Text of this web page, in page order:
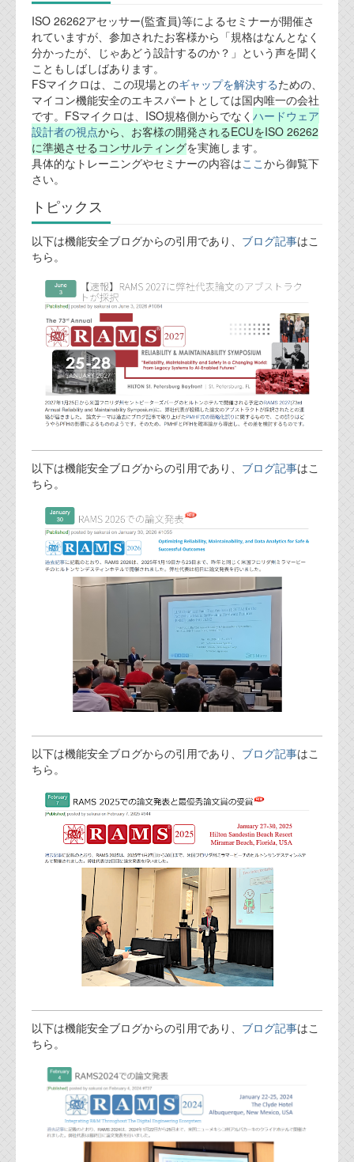
ブログテーマ
技術文書
ご希望の方は、お問い合わせページから
資料閲覧パスワードをお問い合わせ頂き
ログインをお願い致します。アカウント
名は"opendocument"です。
機能安全用語集
設計用語集
オンラインショップ
お問い合わせ
FAQ
お問い合わせフォーム
ISO 26262アセッサー(監査員)等によるセミナーが開催さ
れていますが、参加されたお客様から「規格はなんとなく
分かったが、じゃあどう設計するのか？」という声を聞く
こともしばしばあります。
FSマイクロは、この現場とのギャップを解決するための、
マイコン機能安全のエキスパートとしては国内唯一の会社
です。FSマイクロは、ISO規格側からでなく ハードウェア
設計者の視点から、お客様の開発されるECUをISO 26262
に準拠させるコンサルティングを実施します。
具体的なトレーニングやセミナーの内容はここから御覧下
さい。
トピックス
以下は機能安全ブログからの引用であり、 ブログ記事はこ
ちら。
以下は機能安全ブログからの引用であり、 ブログ記事はこ
ちら。
以下は機能安全ブログからの引用であり、 ブログ記事はこ
ちら。
以下は機能安全ブログからの引用であり、 ブログ記事はこ
ちら。